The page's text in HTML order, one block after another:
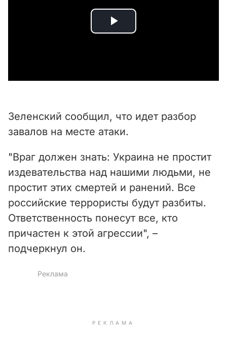
P
a
V
d
e
o
Зеленский сообщил, что идет разбор
завалов на месте атаки.
"Враг должен знать: Украина не простит
издевательства над нашими людьми, не
простит этих смертей и ранений. Все
российские террористы будут разбиты.
Ответственность понесут все, кто
причастен к этой агрессии", –
подчеркнул он.
РЕКЛАМА